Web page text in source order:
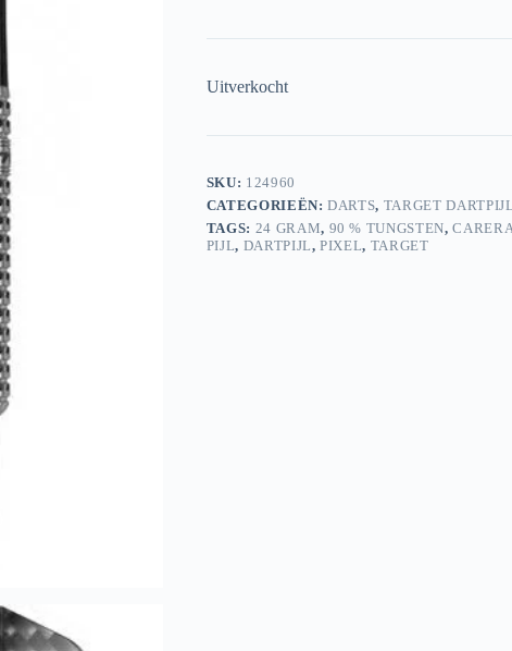
Uitverkocht
SKU: 124960
CATEGORIEËN:DARTS, TARGET
TAGS: 24 GRAM, 90 % TUNGSTEN,
PIJL, DARTPIJL,PIXEL, TARGET